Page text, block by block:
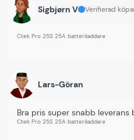
Sigbjørn V Verifierad
Ctek Pro 25S 25A batteriladdare
Lars-Göran
Bra pris super snabb
Ctek Pro 25S 25A batteriladdare